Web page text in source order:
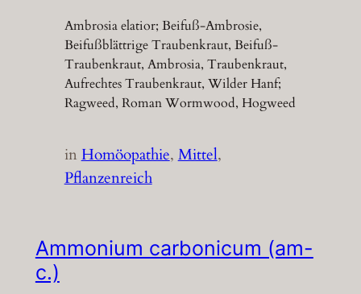
Ambrosia elatior; Beifuß-Ambrosie,
Beifußblättrige Traubenkraut, Beifuß-
Traubenkraut, Ambrosia, Traubenkraut,
Aufrechtes Traubenkraut, Wilder Hanf;
Ragweed, Roman Wormwood, Hogweed
inHomöopathie, Mittel
Pflanzenreich
Ammonium carbonicum (am-
c.)